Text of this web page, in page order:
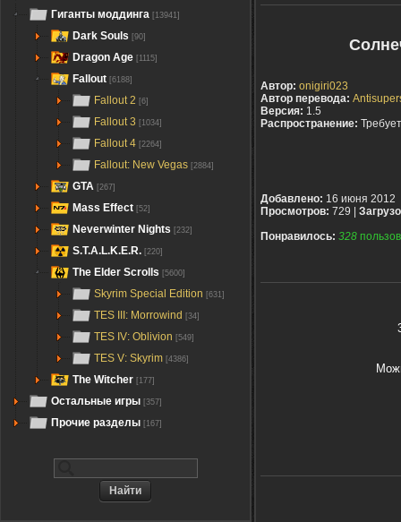
Гиганты моддинга [13941]
Dark Souls [90]
Dragon Age [1115]
Fallout [6188]
Fallout 2 [6]
Fallout 3 [1034]
Fallout 4 [2264]
Fallout: New Vegas [2884]
GTA [267]
Mass Effect [52]
Neverwinter Nights [232]
S.T.A.L.K.E.R. [220]
The Elder Scrolls [5600]
Skyrim Special Edition [631]
TES III: Morrowind [34]
TES IV: Oblivion [549]
TES V: Skyrim [4386]
The Witcher [177]
Остальные игры [357]
Прочие разделы [167]
Автор: onigiri023
Автор перевода:
Версия: 1.5
Распространение:
Добавлено: 16 июня 2012
Просмотров: 729 |
Понравилось: 328